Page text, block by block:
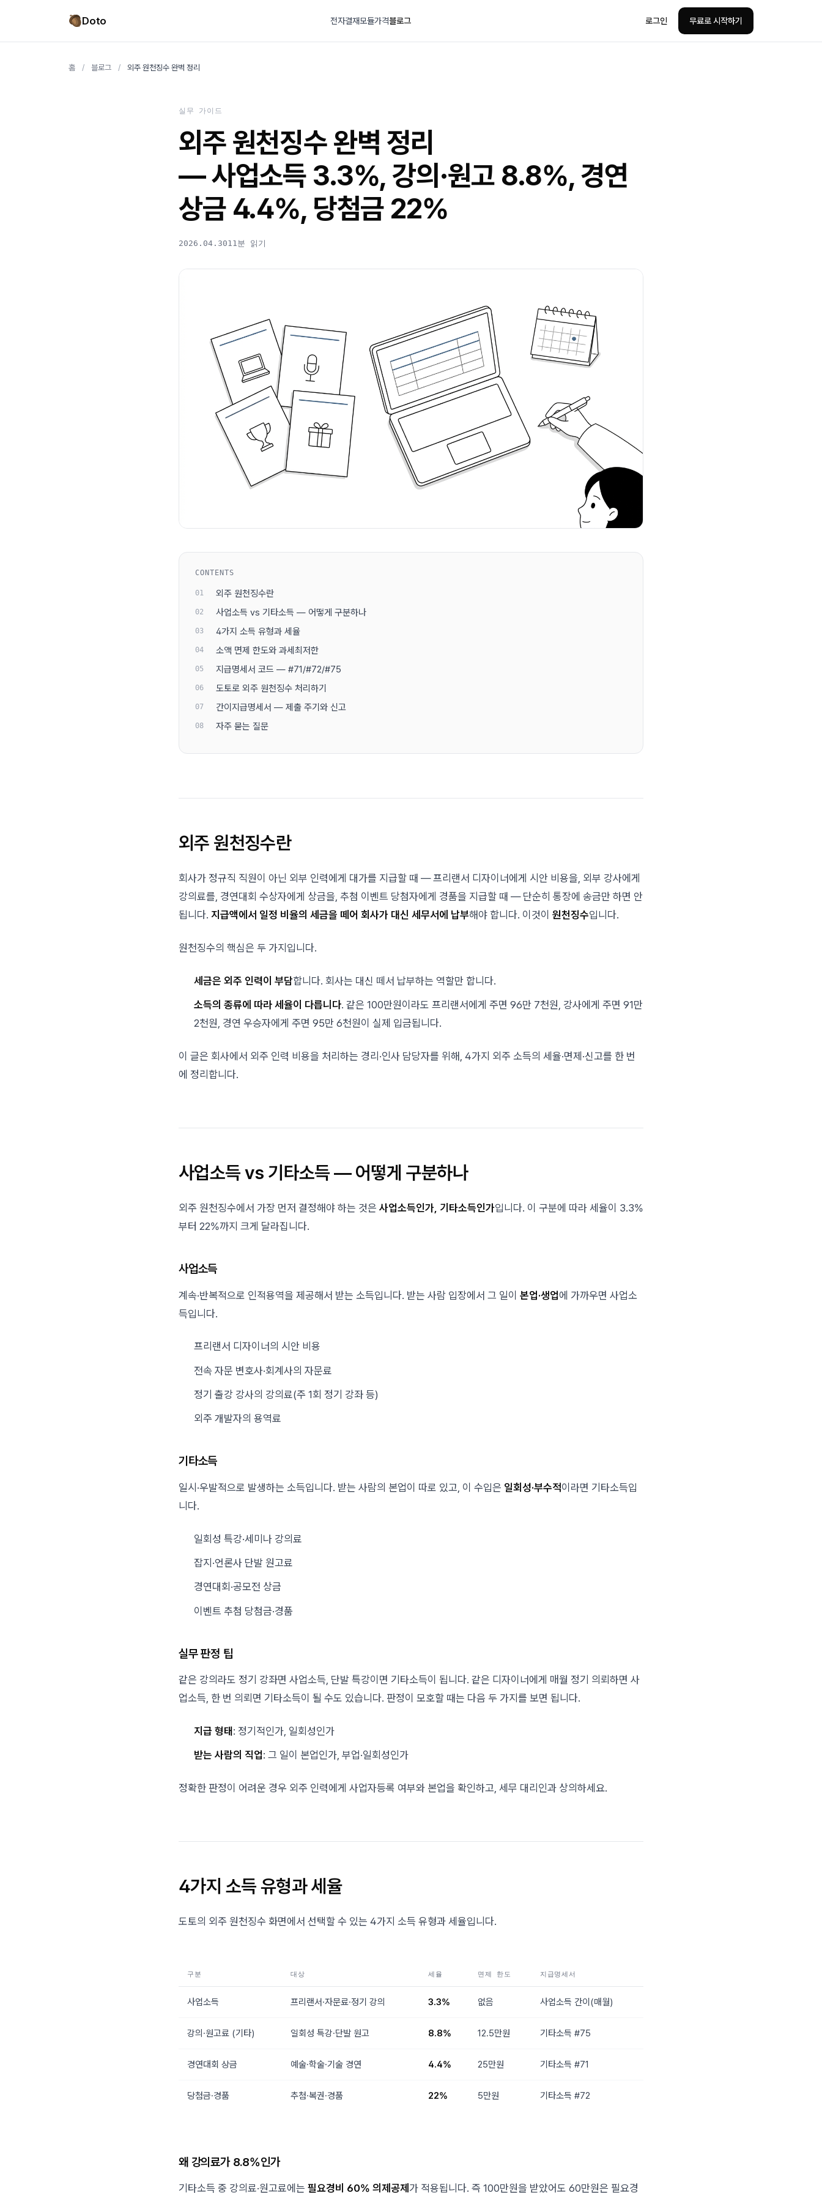
Doto 전자결재모듈가격블로그 로그인 무료로 시작하기
홈 / 블로그 / 외주 원천징수 완벽 정리
실무 가이드
외주 원천징수 완벽 정리
— 사업소득 3.3%, 강의·원고 8.8%, 경연
상금 4.4%, 당첨금 22%
2026.04.3011분 읽기
CONTENTS
외주 원천징수란
사업소득 vs 기타소득 — 어떻게 구분하나
4가지 소득 유형과 세율
소액 면제 한도와 과세최저한
지급명세서 코드 — #71/#72/#75
도토로 외주 원천징수 처리하기
간이지급명세서 — 제출 주기와 신고
자주 묻는 질문
외주 원천징수란
회사가 정규직 직원이 아닌 외부 인력에게 대가를 지급할 때 — 프리랜서 디자이너에게 시안 비용을, 외부 강사에게
강의료를, 경연대회 수상자에게 상금을, 추첨 이벤트 당첨자에게 경품을 지급할 때 — 단순히 통장에 송금만 하면 안
됩니다. 지급액에서 일정 비율의 세금을 떼어 회사가 대신 세무서에 납부해야 합니다. 이것이 원천징수입니다.
원천징수의 핵심은 두 가지입니다.
세금은 외주 인력이 부담합니다. 회사는 대신 떼서 납부하는 역할만 합니다.
소득의 종류에 따라 세율이 다릅니다. 같은 100만원이라도 프리랜서에게 주면 96만 7천원, 강사에게 주면 91만
2천원, 경연 우승자에게 주면 95만 6천원이 실제 입금됩니다.
이 글은 회사에서 외주 인력 비용을 처리하는 경리·인사 담당자를 위해, 4가지 외주 소득의 세율·면제·신고를 한 번
에 정리합니다.
사업소득 vs 기타소득 — 어떻게 구분하나
외주 원천징수에서 가장 먼저 결정해야 하는 것은 사업소득인가, 기타소득인가입니다. 이 구분에 따라 세율이 3.3%
부터 22%까지 크게 달라집니다.
사업소득
계속·반복적으로 인적용역을 제공해서 받는 소득입니다. 받는 사람 입장에서 그 일이 본업·생업에 가까우면 사업소
득입니다.
프리랜서 디자이너의 시안 비용
전속 자문 변호사·회계사의 자문료
정기 출강 강사의 강의료(주 1회 정기 강좌 등)
외주 개발자의 용역료
기타소득
일시·우발적으로 발생하는 소득입니다. 받는 사람의 본업이 따로 있고, 이 수입은 일회성·부수적이라면 기타소득입
니다.
일회성 특강·세미나 강의료
잡지·언론사 단발 원고료
경연대회·공모전 상금
이벤트 추첨 당첨금·경품
실무 판정 팁
같은 강의라도 정기 강좌면 사업소득, 단발 특강이면 기타소득이 됩니다. 같은 디자이너에게 매월 정기 의뢰하면 사
업소득, 한 번 의뢰면 기타소득이 될 수도 있습니다. 판정이 모호할 때는 다음 두 가지를 보면 됩니다.
지급 형태: 정기적인가, 일회성인가
받는 사람의 직업: 그 일이 본업인가, 부업·일회성인가
정확한 판정이 어려운 경우 외주 인력에게 사업자등록 여부와 본업을 확인하고, 세무 대리인과 상의하세요.
4가지 소득 유형과 세율
도토의 외주 원천징수 화면에서 선택할 수 있는 4가지 소득 유형과 세율입니다.
구분 대상 세율 면제 한도 지급명세서
사업소득 프리랜서·자문료·정기 강의 3.3% 없음 사업소득 간이(매월)
강의·원고료 (기타) 일회성 특강·단발 원고 8.8% 12.5만원 기타소득 #75
경연대회 상금 예술·학술·기술 경연 4.4% 25만원 기타소득 #71
당첨금·경품 추첨·복권·경품 22% 5만원 기타소득 #72
왜 강의료가 8.8%인가
기타소득 중 강의료·원고료에는 필요경비 60% 의제공제 가 적용됩니다. 즉 100만원을 받았어도 60만원은 필요경